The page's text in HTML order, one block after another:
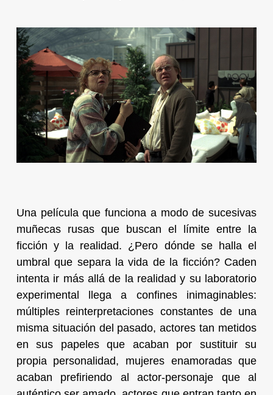
Una película que funciona a modo de sucesivas
muñecas rusas que buscan el límite entre la
ficción y la realidad. ¿Pero dónde se halla el
umbral que separa la vida de la ficción? Caden
intenta ir más allá de la realidad y su laboratorio
experimental llega a confines inimaginables:
múltiples reinterpretaciones constantes de una
misma situación del pasado, actores tan metidos
en sus papeles que acaban por sustituir su
propia personalidad, mujeres enamoradas que
acaban prefiriendo al actor-personaje que al